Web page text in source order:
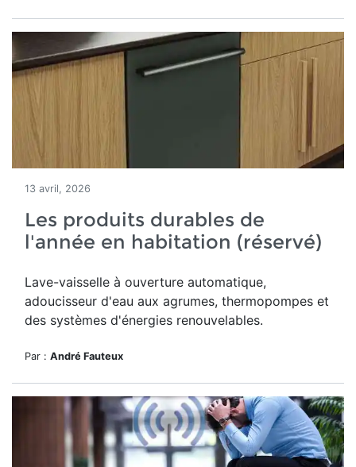
13 avril, 2026
Les produits durables de
l'année en habitation (réservé)
Lave-vaisselle à ouverture automatique,
adoucisseur d'eau aux agrumes, thermopompes et
des systèmes d'énergies renouvelables.
Par : André Fauteux